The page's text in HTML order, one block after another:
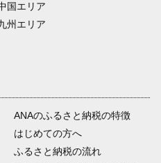
国エリア
州エリア
ANAのふるさと納税の特徴
はじめての方へ
ふるさと納税の流れ